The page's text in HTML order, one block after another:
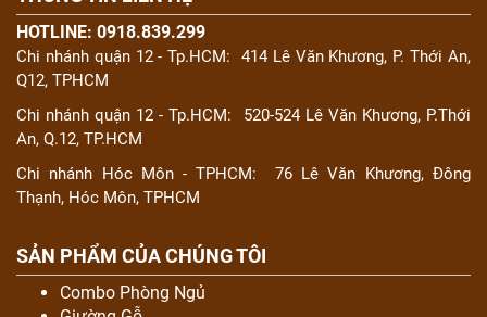
HOTLINE: 0918.839.299
Chi nhánh quận 12 - Tp.HCM:
414 Lê Văn Khương, P. Thới An,
Q12, TPHCM
Chi nhánh quận 12 - Tp.HCM:
520-524 Lê Văn Khương, P.Thới
An, Q.12, TP.HCM
Chi nhánh Hóc Môn - TPHCM:
76 Lê Văn Khương, Đông
Thạnh, Hóc Môn, TPHCM
SẢN PHẨM CỦA CHÚNG TÔI
Combo Phòng Ngủ